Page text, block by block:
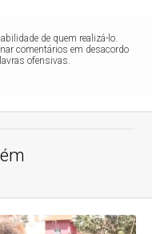
de quem realizá-lo.
comentários em desacordo
ofensivas.